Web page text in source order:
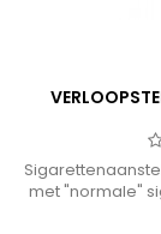
met "normale"